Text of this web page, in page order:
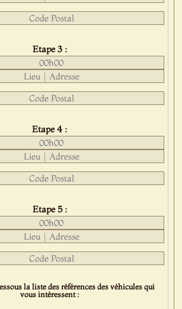
Etape 3 :
Etape 4 :
Etape 5 :
la liste des références des véhicules qui
vous intéressent :